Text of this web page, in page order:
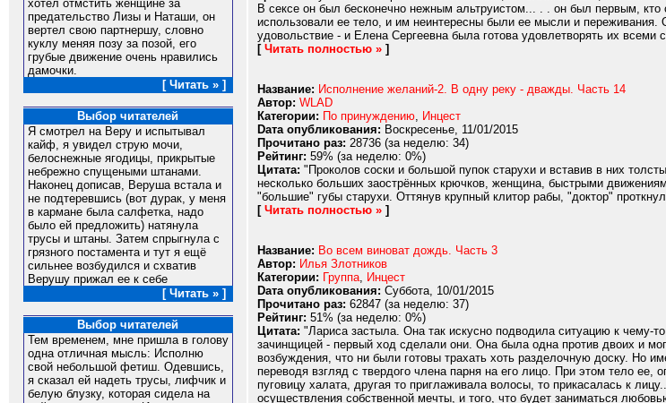
хотел отмстить женщине за
предательство Лизы и Наташи, он
вертел свою партнершу, словно
куклу меняя позу за позой, его
грубые движение очень нравились
дамочки.
[ Читать » ]
Выбор читателей
Я смотрел на Веру и испытывал
кайф, я увидел струю мочи,
белоснежные ягодицы, прикрытые
небрежно спущеными штанами.
Наконец дописав, Веруша встала и
не подтеревшись (вот дурак, у меня
в кармане была салфетка, надо
было ей предложить) натянула
трусы и штаны. Затем спрыгнула с
грязного постамента и тут я ещё
сильнее возбудился и схватив
Верушу прижал ее к себе
[ Читать » ]
Выбор читателей
Тем временем, мне пришла в голову
одна отличная мысль: Исполню
свой небольшой фетиш. Одевшись,
я сказал ей надеть трусы, лифчик и
белую блузку, которая сидела на
В сексе он был бесконечно нежным альтруистом... . . он был первым,
использовали ее тело, и им неинтересны были ее мысли и
удовольствие - и Елена Сергеевна была готова удовлетворять их
[ Читать полностью » ]
Название: Исполнение желаний-2. В одну реку - дважды. Часть 14
Автор: WLAD
Категории: По принуждению, Инцест
Dата опубликования: Воскресенье, 11/01/2015
Прочитано раз: 28736 (за неделю: 34)
Рейтинг: 59% (за неделю: 0%)
Цитата: "Проколов соски и большой пупок старухи и вставив в них
несколько больших заострённых крючков, женщина, быстрыми
"большие" губы старухи. Оттянув крупный клитор рабы, "доктор"
[ Читать полностью » ]
Название: Во всем виноват дождь. Часть 3
Автор: Илья Злотников
Категории: Группа, Инцест
Dата опубликования: Суббота, 10/01/2015
Прочитано раз: 62847 (за неделю: 37)
Рейтинг: 51% (за неделю: 0%)
Цитата: "Лариса застыла. Она так искусно подводила ситуацию к
зачинщицей - первый ход сделали они. Она была одна против двоих и
возбуждения, что ни были готовы трахать хоть разделочную доску. Но
переводя взгляд с твердого члена парня на его лицо. При этом тело
пуговицу халата, другая то приглаживала волосы, то прикасалась к
осуществления собственной мечты, и того, что будет заниматься